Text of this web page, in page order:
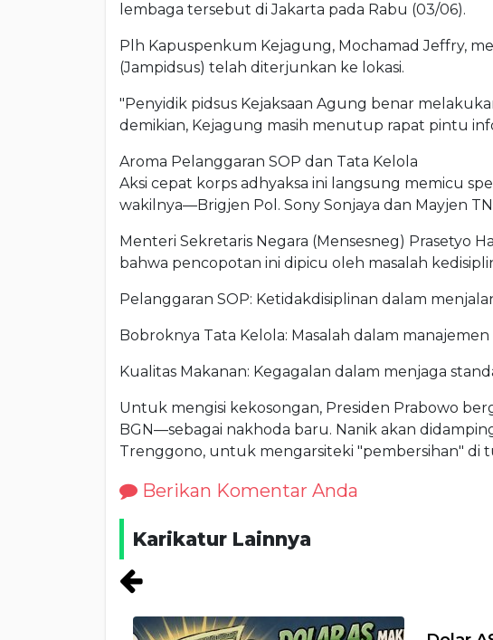
lembaga tersebut di Jakarta pada Rabu (03/06).
Plh Kapuspenkum Kejagung, Mochamad Jeffry,
(Jampidsus) telah diterjunkan ke lokasi.
"Penyidik pidsus Kejaksaan Agung benar
demikian, Kejagung masih menutup rapat pintu
Aroma Pelanggaran SOP dan Tata Kelola
Aksi cepat korps adhyaksa ini langsung memicu
wakilnya—Brigjen Pol. Sony Sonjaya dan Mayjen
Menteri Sekretaris Negara (Mensesneg) Prasetyo
bahwa pencopotan ini dipicu oleh masalah
Pelanggaran SOP: Ketidakdisiplinan dalam
Bobroknya Tata Kelola: Masalah dalam
Kualitas Makanan: Kegagalan dalam menjaga
Untuk mengisi kekosongan, Presiden Prabowo
BGN—sebagai nakhoda baru. Nanik akan
Trenggono, untuk mengarsiteki "pembersihan" di
Berikan Komentar Anda
Karikatur Lainnya